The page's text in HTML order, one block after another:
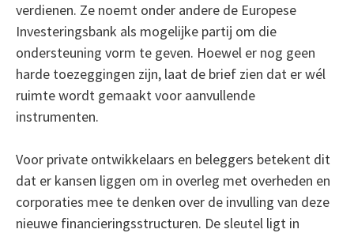
verdienen. Ze noemt onder andere de Europese
Investeringsbank als mogelijke partij om die
ondersteuning vorm te geven. Hoewel er nog geen
harde toezeggingen zijn, laat de brief zien dat er wél
ruimte wordt gemaakt voor aanvullende
instrumenten.
Voor private ontwikkelaars en beleggers betekent dit
dat er kansen liggen om in overleg met overheden en
corporaties mee te denken over de invulling van deze
nieuwe financieringsstructuren. De sleutel ligt in